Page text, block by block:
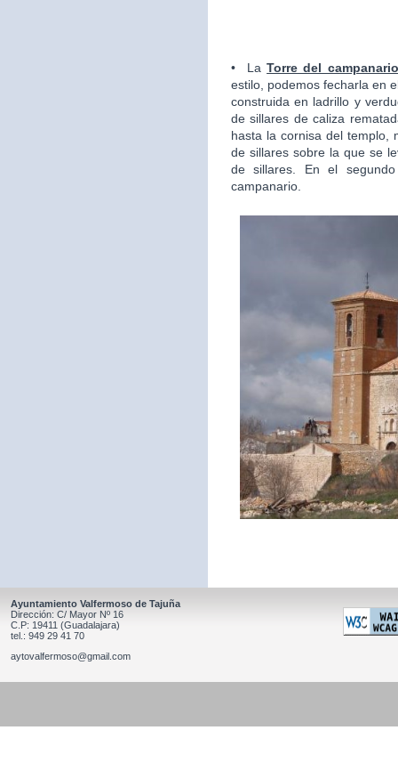
• LaTorre del campanario
estilo, podemos fecharla en
construida en ladrillo y
de sillares de caliza
hasta la cornisa del templo,
de sillares sobre la que se
de sillares. En el
campanario.
Ayuntamiento Valfermoso de Tajuña
Dirección: C/ Mayor Nº 16
C.P: 19411 (Guadalajara)
tel.: 949 29 41 70
aytovalfermoso@gmail.com